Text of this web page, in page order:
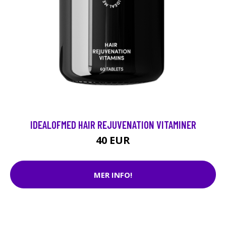
IDEALOFMED HAIR REJUVENATION VITAMINER
40 EUR
MER INFO!